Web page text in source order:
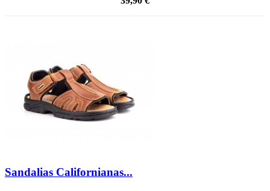
Sandalias Californianas...